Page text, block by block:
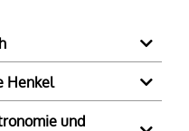
Henkel
und